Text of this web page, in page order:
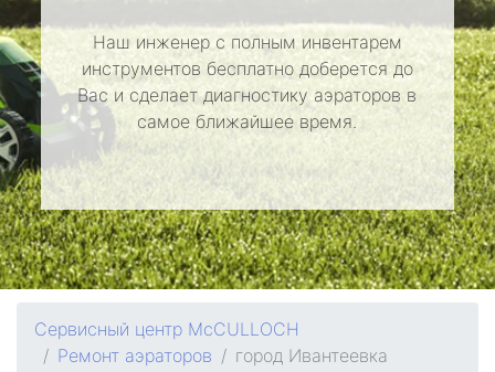
Наш инженер с полным инвентарем
инструментов бесплатно доберется до
Вас и сделает диагностику аэраторов в
самое ближайшее время.
Сервисный центр McCULLOCH
Ремонт аэраторов
город Ивантеевка